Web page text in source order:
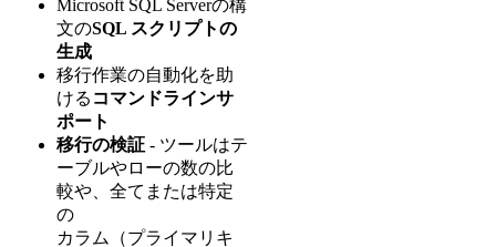
Microsoft SQL Serverの構
文のSQL スクリプトの
生成
移行作業の自動化を助
ける コマンドラインサ
ポート
移行の検証 - ツールはテ
ーブルやローの数の比
較や、全てまたは特定
の
カラム（プライマリキ